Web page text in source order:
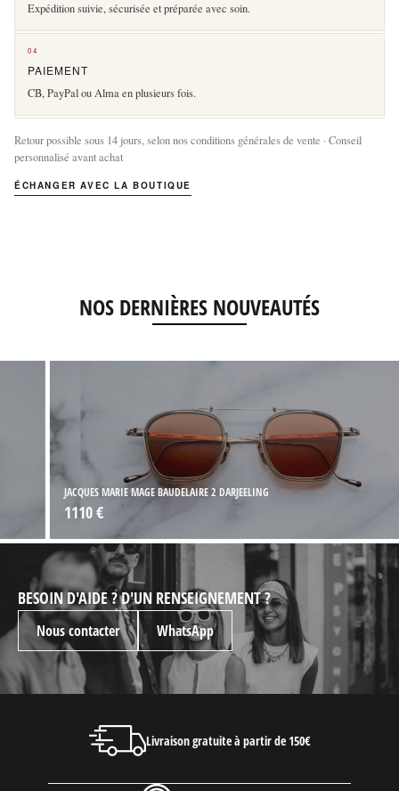
Expédition suivie, sécurisée et préparée avec soin.
04
PAIEMENT
CB, PayPal ou Alma en plusieurs fois.
Retour possible sous 14 jours, selon nos conditions générales de vente · Conseil
personnalisé avant achat
ÉCHANGER AVEC LA BOUTIQUE
NOS DERNIÈRES NOUVEAUTÉS
JACQUES MARIE MAGE BAUDELAIRE 2 DARJEELING
BESOIN D'AIDE ? D'UN RENSEIGNEMENT ?
Nous contacter WhatsApp
Livraison gratuite à partir de 150€